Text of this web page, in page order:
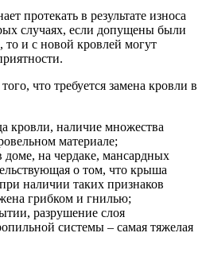
протекать в результате износа
случаях, если допущены были
и с новой кровлей могут
что требуется замена кровли в
кровли, наличие множества
материале;
доме, на чердаке, мансардных
о том, что крыша
наличии таких признаков
грибком и гнилью;
разрушение слоя
системы – самая тяжелая